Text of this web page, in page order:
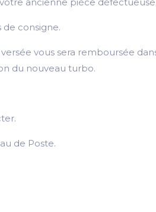
consigne.
vous sera remboursée
du nouveau turbo.
de Poste.